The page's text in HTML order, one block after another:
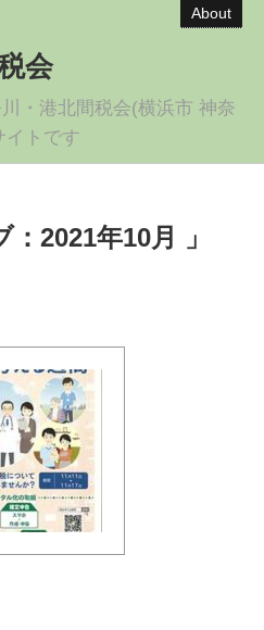
About
会
・港北間税会(横浜市 神奈
イトです
：2021年10月 」